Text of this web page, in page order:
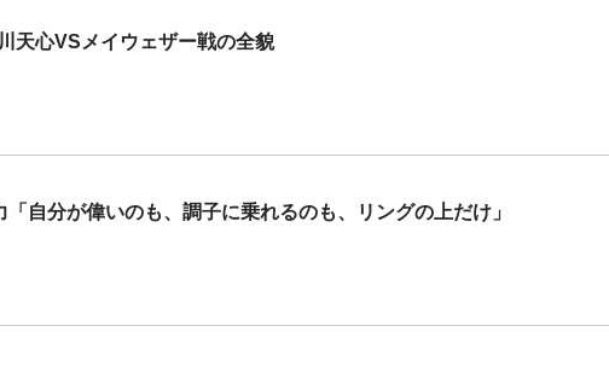
天心VSメイウェザー戦の全貌
自分が偉いのも、調子に乗れるのも、リングの上だけ」